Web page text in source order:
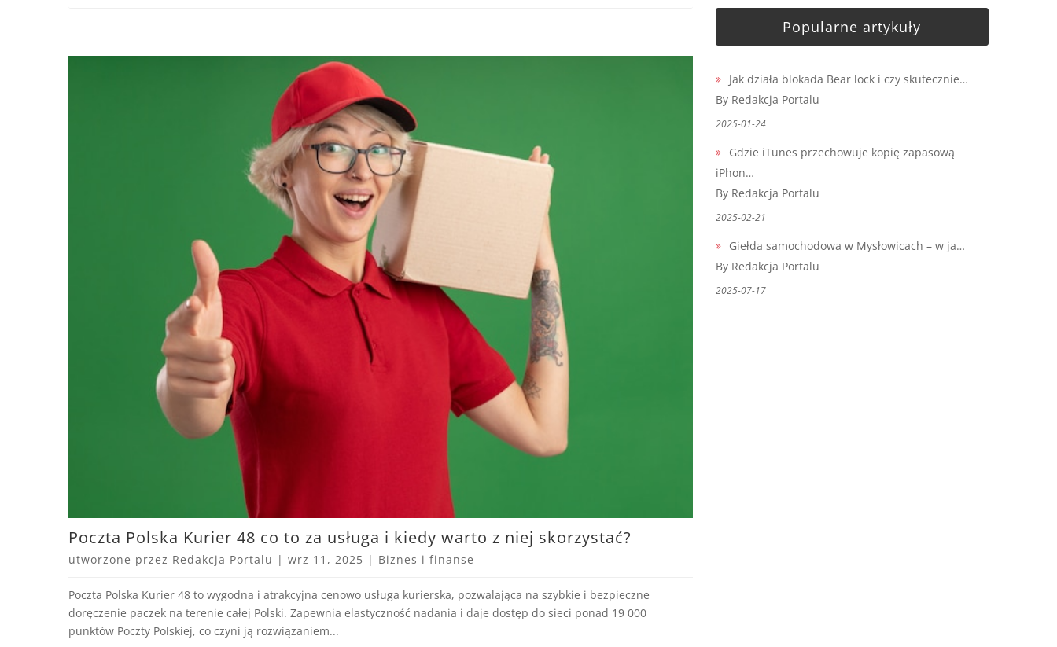
Poczta Polska Kurier 48 co to za usługa i kiedy warto z niej skorzystać?
utworzone przez Redakcja Portalu | wrz 11, 2025 | Biznes i finanse
Poczta Polska Kurier 48 to wygodna i atrakcyjna cenowo usługa kurierska, pozwalająca na szybkie i bezpieczne
doręczenie paczek na terenie całej Polski. Zapewnia elastyczność nadania i daje dostęp do sieci ponad 19 000
punktów Poczty Polskiej, co czyni ją rozwiązaniem...
Popularne artykuły
Jak działa blokada Bear lock i czy skutecznie…
By Redakcja Portalu
2025-01-24
Gdzie iTunes przechowuje kopię zapasową
iPhon…
By Redakcja Portalu
2025-02-21
Giełda samochodowa w Mysłowicach – w ja…
By Redakcja Portalu
2025-07-17